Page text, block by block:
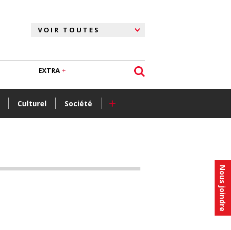
Nous joindre
Culturel Société +
EXTRA